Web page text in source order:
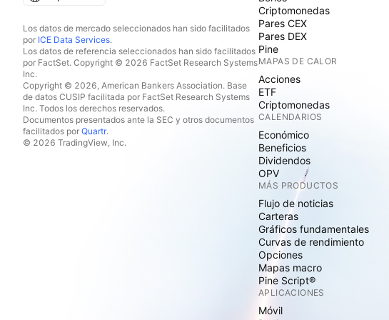
Los datos de mercado seleccionados han sido facilitados
por ICE Data Services.
Los datos de referencia seleccionados han sido facilitados
por FactSet. Copyright © 2026 FactSet Research Systems
Inc.
Copyright © 2026, American Bankers Association. Base
de datos CUSIP facilitada por FactSet Research Systems
Inc. Todos los derechos reservados.
Documentos presentados ante la SEC y otros documentos
facilitados por Quartr.
© 2026 TradingView, Inc.
Criptomonedas
Pares CEX
Pares DEX
Pine
MAPAS DE CALOR
Acciones
ETF
Criptomonedas
CALENDARIOS
Económico
Beneficios
Dividendos
OPV
MÁS PRODUCTOS
Flujo de noticias
Carteras
Gráficos fundamentales
Curvas de rendimiento
Opciones
Mapas macro
Pine Script®
APLICACIONES
Móvil